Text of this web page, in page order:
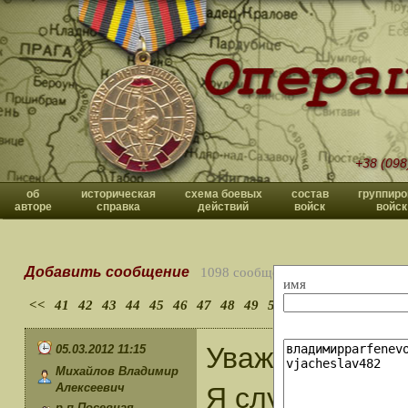
+38
об
авторе
историческая
справка
схема боевых
действий
состав
войск
войск
имя
Добавить сообщение 1098 сообщений
<< 41 42 43 44 45 46 47 48 49 50
05.03.2012 11:15
Михайлов Владимир
Алексеевич
Уважаемый
Я служил в